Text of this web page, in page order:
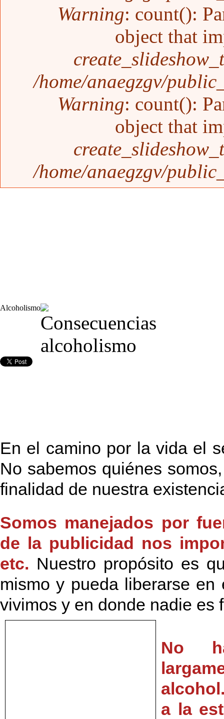
Warning: count():
object that
/home/anaegzgv/
Warning: count():
object that
/home/anaegzgv/
Alcoholismo
En el camino por la vida el
No sabemos quiénes
finalidad de nuestra
Somos manejados por
de la publicidad nos
etc. Nuestro propósito es
mismo y pueda liberarse
vivimos y en donde nadie es
No
a la